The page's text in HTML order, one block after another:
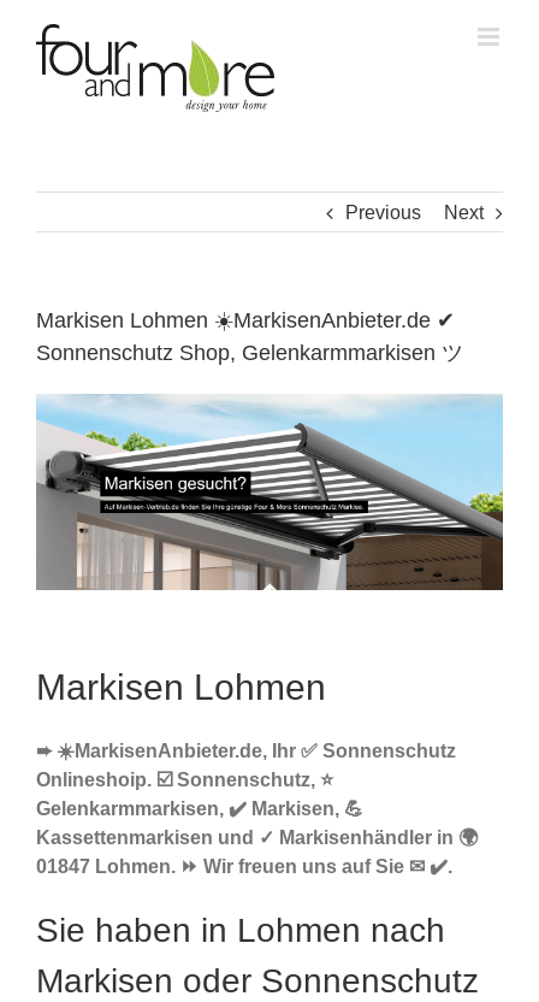
content
Previous Next
Markisen Lohmen ☀️MarkisenAnbieter.de ✔
Sonnenschutz Shop, Gelenkarmmarkisen ツ
Markisen Lohmen
➨ ☀️MarkisenAnbieter.de, Ihr ✅ Sonnenschutz
Onlineshoip. ☑️ Sonnenschutz, ⭐
Gelenkarmmarkisen, ✔️ Markisen, 💪
Kassettenmarkisen und ✓ Markisenhändler in 🌍
01847 Lohmen. ⏩ Wir freuen uns auf Sie ✉ ✔️.
Sie haben in Lohmen nach
Markisen oder Sonnenschutz